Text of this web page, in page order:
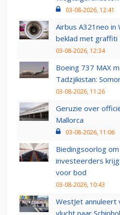
03-08-2026, 12:41
Airbus A321neo in
beklad met graffiti
03-08-2026, 12:34
Boeing 737 MAX
Tadzjikistan:
03-08-2026, 11:26
Geruzie over
Mallorca
03-08-2026, 11:06
Biedingsoorlog
investeerders
voor bod
03-08-2026, 10:43
WestJet